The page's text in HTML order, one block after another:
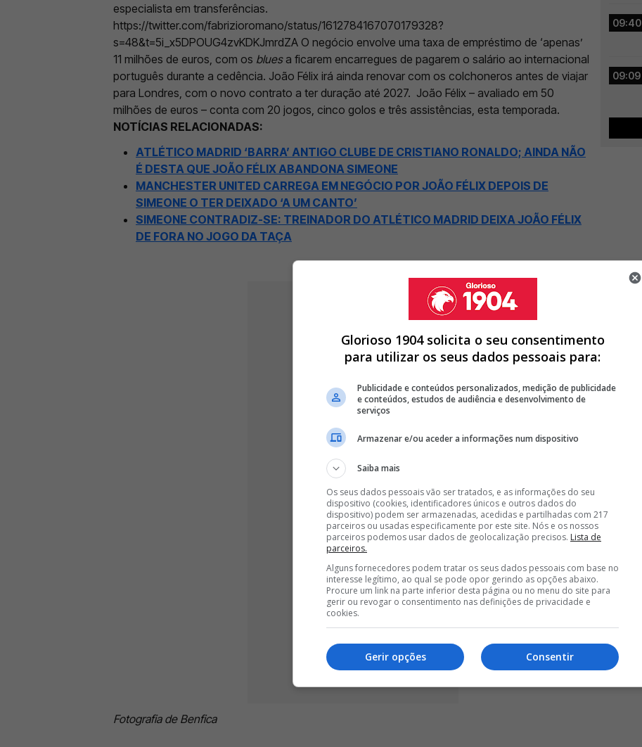
especialista em transferências.
https://twitter.com/fabrizioromano/status/1612784167070179328?
s=48&t=5i_x5DPOUG4zvKDKJmrdZA O negócio envolve uma taxa de empréstimo de ‘apenas’
11 milhões de euros, com os bluesa ficarem encarregues de pagarem o salário ao internacional
português durante a cedência. João Félix irá ainda renovar com os colchoneros antes de viajar
para Londres, com o novo contrato a ter duração até 2027. João Félix – avaliado em 50
milhões de euros – conta com 20 jogos, cinco golos e três assistências, esta temporada.
NOTÍCIAS RELACIONADAS:
ATLÉTICO MADRID ‘BARRA’ ANTIGO CLUBE DE CRISTIANO RONALDO; AINDA NÃO
É DESTA QUE JOÃO FÉLIX ABANDONA SIMEONE
MANCHESTER UNITED CARREGA EM NEGÓCIO POR JOÃO FÉLIX DEPOIS DE
SIMEONE O TER DEIXADO ‘A UM CANTO’
SIMEONE CONTRADIZ-SE: TREINADOR DO ATLÉTICO MADRID DEIXA JOÃO FÉLIX
DE FORA NO JOGO DA TAÇA
Fotografia de Benfica
09:40
09:09
Glorioso 1904 solicita o seu consentimento
para utilizar os seus dados pessoais para:
Publicidade e conteúdos personalizados, medição de publicidade
e conteúdos, estudos de audiência e desenvolvimento de
serviços
Armazenar e/ou aceder a informações num dispositivo
Saiba mais
Os seus dados pessoais vão ser tratados, e as informações do seu
dispositivo (cookies, identificadores únicos e outros dados do
dispositivo) podem ser armazenadas, acedidas e partilhadas com 217
parceiros ou usadas especificamente por este site. Nós e os nossos
parceiros podemos usar dados de geolocalização precisos. Lista de
parceiros.
Alguns fornecedores podem tratar os seus dados pessoais com base no
interesse legítimo, ao qual se pode opor gerindo as opções abaixo.
Procure um link na parte inferior desta página ou no menu do site para
gerir ou revogar o consentimento nas definições de privacidade e
cookies.
Consentir
Gerir opções